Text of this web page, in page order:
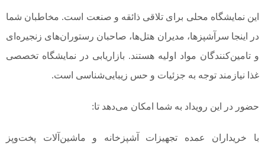
این نمایشگاه محلی برای تلاقی ذائقه و صنعت است. مخاطبان شما
در اینجا سرآشپزها، مدیران هتل‌ها، صاحبان رستوران‌های زنجیره‌ای
و تامین‌کنندگان مواد اولیه هستند. بازاریابی در نمایشگاه تخصصی
غذا نیازمند توجه به جزئیات و حس زیبایی‌شناسی است.
حضور در این رویداد به شما امکان می‌دهد تا:
با خریداران عمده تجهیزات آشپزخانه و ماشین‌آلات پخت‌وپز